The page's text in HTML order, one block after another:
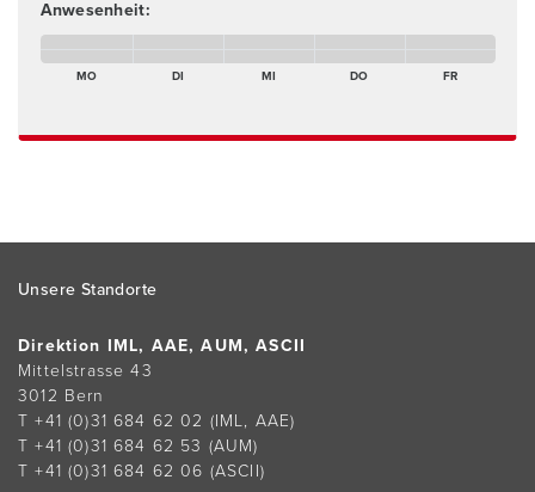
Anwesenheit:
Montagmorgen AbwesendDienstagmorgen AbwesendMittwochnachmittag AbwesendDonnerstagmorgen Abwesend
Freitagmorgen
MO
DI MI DO FR
Footer
Unsere Standorte
Direktion IML, AAE, AUM, ASCII
Mittelstrasse 43
3012 Bern
T +41 (0)31 684 62 02 (IML, AAE)
T +41 (0)31 684 62 53 (AUM)
T +41 (0)31 684 62 06 (ASCII)